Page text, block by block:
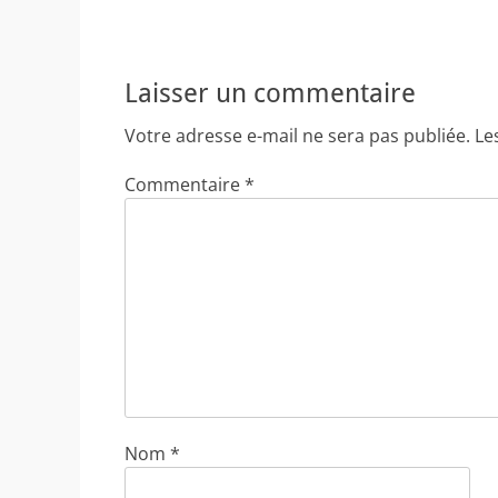
Laisser un commentaire
Votre adresse e-mail ne sera pas publiée.
Commentaire*
Nom *